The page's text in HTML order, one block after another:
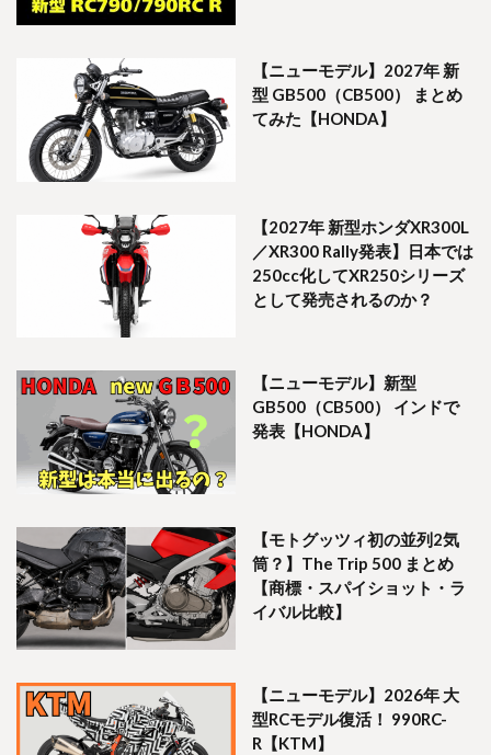
【ニューモデル】2027年 新
型 GB500（CB500） まとめ
てみた【HONDA】
【2027年 新型ホンダXR300L
／XR300 Rally発表】日本では
250cc化してXR250シリーズ
として発売されるのか？
【ニューモデル】新型
GB500（CB500） インドで
発表【HONDA】
【モトグッツィ初の並列2気
筒？】The Trip 500 まとめ
【商標・スパイショット・ラ
イバル比較】
【ニューモデル】2026年 大
型RCモデル復活！ 990RC-
R【KTM】